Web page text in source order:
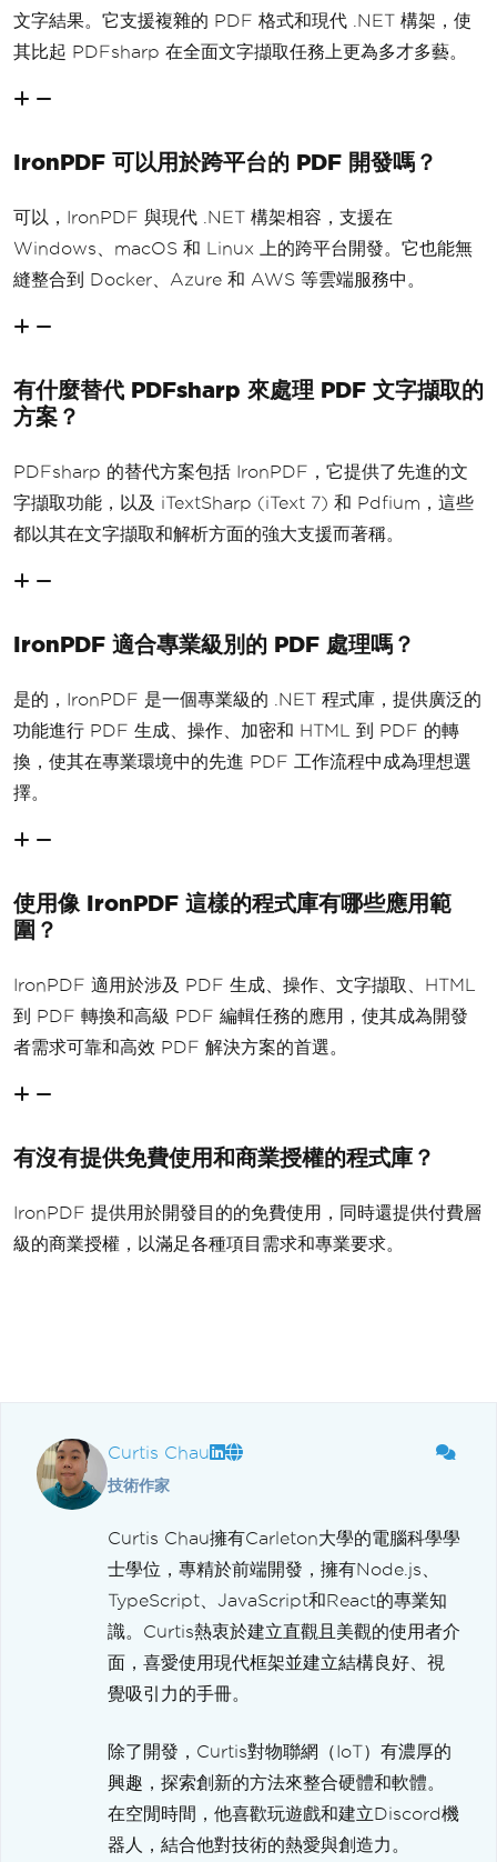
文字結果。它支援複雜的 PDF 格式和現代 .NET 構架，使
其比起 PDFsharp 在全面文字擷取任務上更為多才多藝。
IronPDF 可以用於跨平台的 PDF 開發嗎？
可以，IronPDF 與現代 .NET 構架相容，支援在
Windows、macOS 和 Linux 上的跨平台開發。它也能無
縫整合到 Docker、Azure 和 AWS 等雲端服務中。
有什麼替代 PDFsharp 來處理 PDF 文字擷取的
方案？
PDFsharp 的替代方案包括 IronPDF，它提供了先進的文
字擷取功能，以及 iTextSharp (iText 7) 和 Pdfium，這些
都以其在文字擷取和解析方面的強大支援而著稱。
IronPDF 適合專業級別的 PDF 處理嗎？
是的，IronPDF 是一個專業級的 .NET 程式庫，提供廣泛的
功能進行 PDF 生成、操作、加密和 HTML 到 PDF 的轉
換，使其在專業環境中的先進 PDF 工作流程中成為理想選
擇。
使用像 IronPDF 這樣的程式庫有哪些應用範
圍？
IronPDF 適用於涉及 PDF 生成、操作、文字擷取、HTML
到 PDF 轉換和高級 PDF 編輯任務的應用，使其成為開發
者需求可靠和高效 PDF 解決方案的首選。
有沒有提供免費使用和商業授權的程式庫？
IronPDF 提供用於開發目的的免費使用，同時還提供付費層
級的商業授權，以滿足各種項目需求和專業要求。
Curtis Chau
技術作家
Curtis Chau擁有Carleton大學的電腦科學學
士學位，專精於前端開發，擁有Node.js、
TypeScript、JavaScript和React的專業知
識。Curtis熱衷於建立直觀且美觀的使用者介
面，喜愛使用現代框架並建立結構良好、視
覺吸引力的手冊。
除了開發，Curtis對物聯網（IoT）有濃厚的
興趣，探索創新的方法來整合硬體和軟體。
在空閒時間，他喜歡玩遊戲和建立Discord機
器人，結合他對技術的熱愛與創造力。